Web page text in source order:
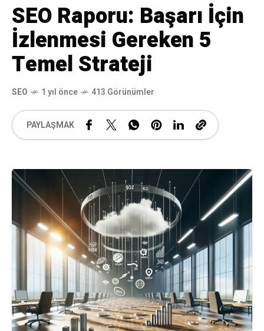
SEO Raporu: Başarı İçin
İzlenmesi Gereken 5
Temel Strateji
SEO 1 yıl önce 413 Görünümler
PAYLAŞMAK